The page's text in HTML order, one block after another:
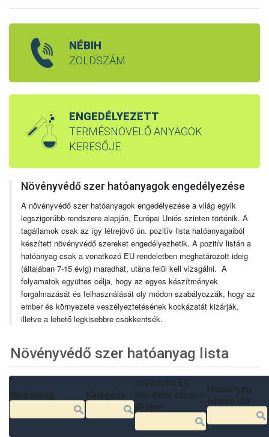
NÉBIH
ZÖLDSZÁM
ENGEDÉLYEZETT
TERMÉSNÖVELŐ ANYAGOK
KERESŐJE
Növényvédő szer hatóanyagok engedélyezése
A növényvédő szer hatóanyagok engedélyezése a világ egyik
legszigorúbb rendszere alapján, Európai Uniós szinten történik. A
tagállamok csak az így létrejövő ún. pozitív lista hatóanyagaiból
készített növényvédő szereket engedélyezhetik. A pozitív listán a
hatóanyag csak a vonatkozó EU rendeletben meghatározott ideig
(általában 7-15 évig) maradhat, utána felül kell vizsgálni. A
folyamatok együttes célja, hogy az egyes készítmények
forgalmazását és felhasználását oly módon szabályozzák, hogy az
ember és környezete veszélyeztetésének kockázatát kizárják,
illetve a lehető legkisebbre csökkentsék.
Növényvédő szer hatóanyag lista